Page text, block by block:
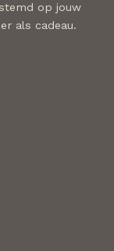
op jouw
als cadeau.